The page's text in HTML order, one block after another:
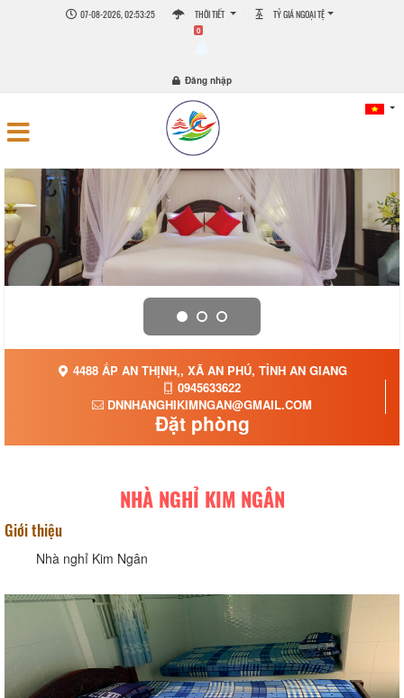
07-08-2026, 02:53:25 THỜI TIẾT TỶ GIÁ NGOẠI TỆ
0
Đăng nhập
4488 ẤP AN THỊNH,, XÃ AN PHÚ, TỈNH AN GIANG
0945633622
DNNHANGHIKIMNGAN@GMAIL.COM
Đặt phòng
NHÀ NGHỈ KIM NGÂN
Giới thiệu
Nhà nghỉ Kim Ngân